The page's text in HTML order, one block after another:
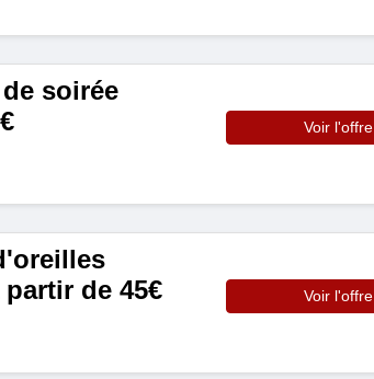
soirée
Voir l'offre
de 45€
Voir l'offre